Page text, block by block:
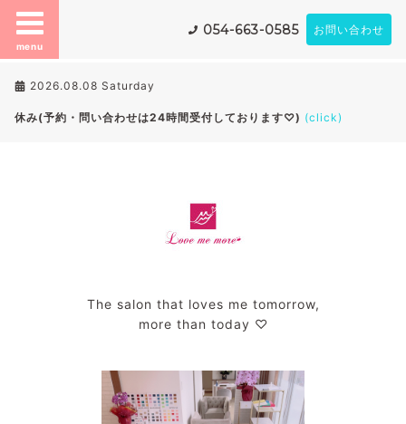
menu
054-663-0585 お問い合わせ
2026.08.08 Saturday
休み(予約・問い合わせは24時間受付しております♡) (click)
The salon that loves me tomorrow,
more than today ♡